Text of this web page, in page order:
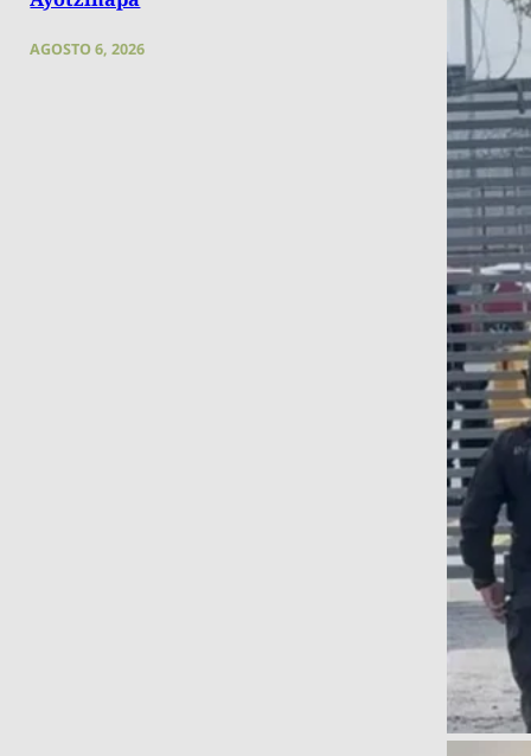
AGOSTO 6, 2026